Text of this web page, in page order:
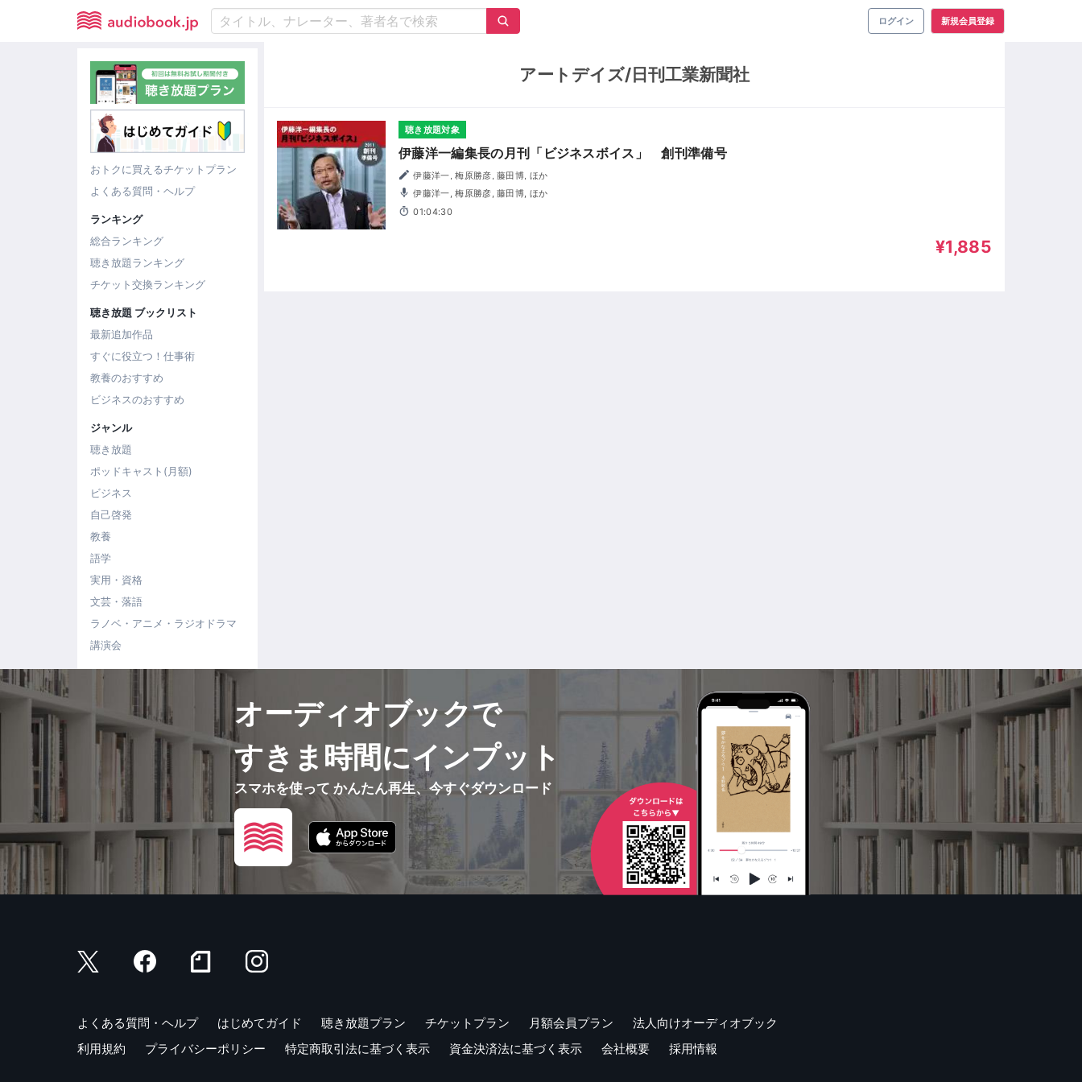
ログイン 新規会員登録
おトクに買えるチケットプラン
よくある質問・ヘルプ
ランキング
総合ランキング
聴き放題ランキング
チケット交換ランキング
聴き放題 ブックリスト
最新追加作品
すぐに役立つ！仕事術
教養のおすすめ
ビジネスのおすすめ
ジャンル
聴き放題
ポッドキャスト(月額)
ビジネス
自己啓発
教養
語学
実用・資格
文芸・落語
ラノベ・アニメ・ラジオドラマ
講演会
アートデイズ/日刊工業新聞社
聴き放題対象
伊藤洋一編集長の月刊「ビジネスボイス」 創刊準備号
伊藤洋一, 梅原勝彦, 藤田博, ほか
伊藤洋一, 梅原勝彦, 藤田博, ほか
01:04:30
¥1,885
オーディオブックで
すきま時間にインプット
スマホを使って かんたん再生、今すぐダウンロード
よくある質問・ヘルプ はじめてガイド 聴き放題プラン チケットプラン 月額会員プラン
法人向けオーディオブック
利用規約
プライバシーポリシー 特定商取引法に基づく表示 資金決済法に基づく表示 会社概要 採用情報